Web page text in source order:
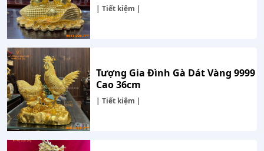
| Tiết kiệm |
Tượng Gia Đình Gà Dát Vàng 9999
Cao 36cm
| Tiết kiệm |